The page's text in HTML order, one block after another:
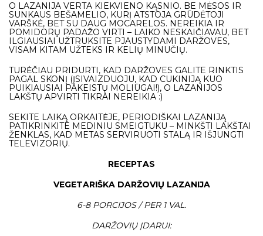
O LAZANIJA VERTA KIEKVIENO KĄSNIO. BE MĖSOS IR
SUNKAUS BEŠAMELIO, KURĮ ATSTOJA GRŪDĖTOJI
VARŠKĖ, BET SU DAUG MOCARELOS. NEREIKIA IR
POMIDORŲ PADAŽO VIRTI – LAIKO NESKAIČIAVAU, BET
ILGIAUSIAI UŽTRUKSITE PJAUSTYDAMI DARŽOVES,
VISAM KITAM UŽTEKS IR KELIŲ MINUČIŲ.
TURĖČIAU PRIDURTI, KAD DARŽOVES GALITE RINKTIS
PAGAL SKONĮ (ĮSIVAIZDUOJU, KAD CUKINIJĄ KUO
PUIKIAUSIAI PAKEISTŲ MOLIŪGAI!), O LAZANIJOS
LAKŠTŲ APVIRTI TIKRAI NEREIKIA :)
SEKITE LAIKĄ ORKAITĖJE, PERIODIŠKAI LAZANIJĄ
PATIKRINKITE MEDINIU SMEIGTUKU – MINKŠTI LAKŠTAI
ŽENKLAS, KAD METAS SERVIRUOTI STALĄ IR IŠJUNGTI
TELEVIZORIŲ.
RECEPTAS
VEGETARIŠKA DARŽOVIŲ LAZANIJA
6-8 PORCIJOS / PER 1 VAL.
DARŽOVIŲ ĮDARUI: